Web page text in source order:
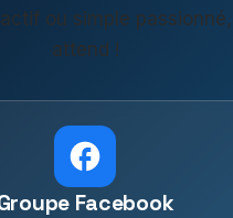
ou simple
attend !
Facebook